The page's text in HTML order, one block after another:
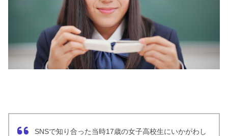
SNSで知り合った当時17歳の女子高校生にいかがわし